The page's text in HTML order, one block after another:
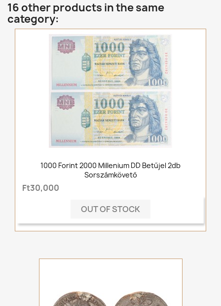
16 other products in the same
category:
1000 Forint 2000 Millenium DD Betűjel 2db
Sorszámkövető
Ft30,000
OUT OF STOCK